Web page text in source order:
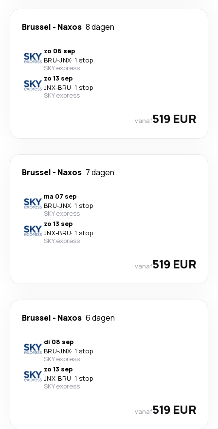
Brussel - Naxos 8 dagen
zo 06 sep
BRU-JNX· 1 stop
SKY express
zo 13 sep
JNX-BRU· 1 stop
SKY express
vanaf519 EUR
Brussel - Naxos 7 dagen
ma 07 sep
BRU-JNX· 1 stop
SKY express
zo 13 sep
JNX-BRU· 1 stop
SKY express
vanaf519 EUR
Brussel - Naxos 6 dagen
di 08 sep
BRU-JNX· 1 stop
SKY express
zo 13 sep
JNX-BRU· 1 stop
SKY express
vanaf519 EUR